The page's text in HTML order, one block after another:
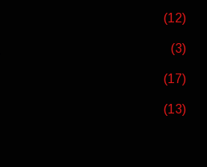
(12)
(3)
(17)
(13)